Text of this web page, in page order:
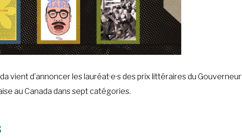
vient d’annoncer les lauréat·e·s des prix littéraires du
au Canada dans sept catégories.